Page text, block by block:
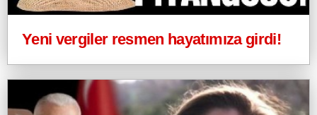
Yeni vergiler resmen hayatımıza girdi!